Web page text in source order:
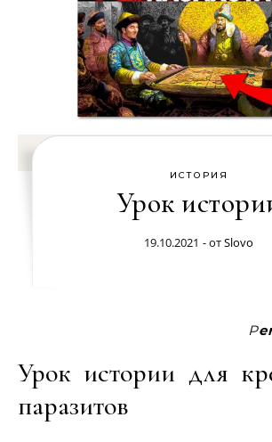
ИСТОРИЯ
Урок
19.10.2021 - отSlovo
Урок истории для
паразитов